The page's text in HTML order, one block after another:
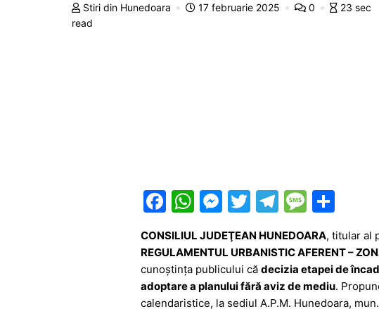
Stiri din Hunedoara 17 februarie 2025 0
23 sec
read
F
c
e
b
o
W
at
s
A
p
M
s
s
e
n
T
itt
er
T
e
gr
a
m
M
s
s
a
g
P
ar
ta
je
a
z
CONSILIUL JUDEŢEAN HUNEDOARA, titular al
REGULAMENTUL URBANISTIC AFERENT –
cunoștința publicului că decizia etapei de
adoptare a planului fără aviz de mediu.
calendaristice, la sediul A.P.M. Hunedoara,